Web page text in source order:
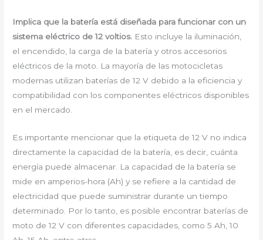
Implica que la batería está diseñada para funcionar con un
sistema eléctrico de 12 voltios. Esto incluye la iluminación,
el encendido, la carga de la batería y otros accesorios
eléctricos de la moto. La mayoría de las motocicletas
modernas utilizan baterías de 12 V debido a la eficiencia y
compatibilidad con los componentes eléctricos disponibles
en el mercado.
Es importante mencionar que la etiqueta de 12 V no indica
directamente la capacidad de la batería, es decir, cuánta
energía puede almacenar. La capacidad de la batería se
mide en amperios-hora (Ah) y se refiere a la cantidad de
electricidad que puede suministrar durante un tiempo
determinado. Por lo tanto, es posible encontrar baterías de
moto de 12 V con diferentes capacidades, como 5 Ah, 10